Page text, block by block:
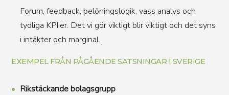
Forum, feedback, belöningslogik, vass analys och
tydliga KPI:er. Det vi gör viktigt blir viktigt och det syns
i intäkter och marginal.
EXEMPEL FRÅN PÅGÅENDE SATSNINGAR I SVERIGE
Rikstäckande bolagsgrupp